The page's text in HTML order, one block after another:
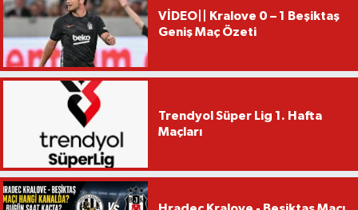
VİDEO|| Kralove 0 – 1 Beşiktaş
Geniş Maç Özeti
Trendyol Süper Lig 1. Hafta
Maçları